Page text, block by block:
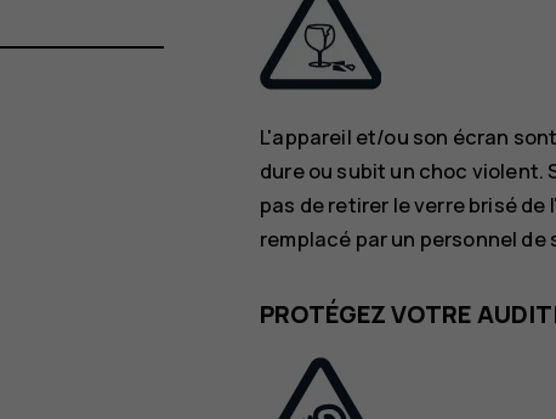
L'appareil et/ou son écran
dure ou subit un choc violent.
pas de retirer le verre brisé de
remplacé par un personnel
PROTÉGEZ VOTRE